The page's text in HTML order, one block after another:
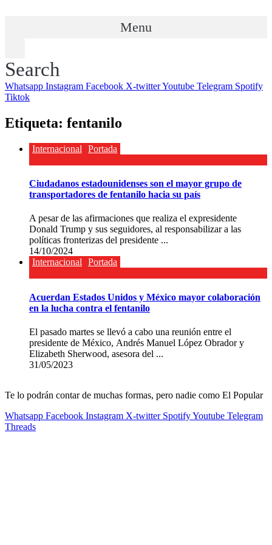
Menu
Search
Whatsapp Instagram Facebook X-twitterYoutube Telegram Spotify
Tiktok
Etiqueta: fentanilo
Internacional Portada
Ciudadanos estadounidenses son el mayor grupo de
transportadores de fentanilo hacia su país
A pesar de las afirmaciones que realiza el expresidente
Donald Trump y sus seguidores, al responsabilizar a las
políticas fronterizas del presidente ...
14/10/2024
Internacional
Portada
Acuerdan Estados Unidos y México mayor colaboración
en la lucha contra el fentanilo
El pasado martes se llevó a cabo una reunión entre el
presidente de México, Andrés Manuel López Obrador y
Elizabeth Sherwood, asesora del ...
31/05/2023
Te lo podrán contar de muchas formas, pero nadie como El Popular
Whatsapp Facebook Instagram X-twitter SpotifyYoutube Telegram
Threads